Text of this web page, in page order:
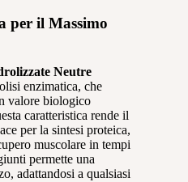
per il Massimo
Neutre
enzimatica, che
valore biologico
caratteristica rende il
per la sintesi proteica,
muscolare in tempi
permette una
adattandosi a qualsiasi